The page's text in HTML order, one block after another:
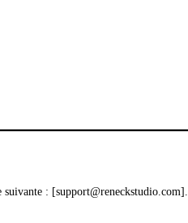
suivante : [support@reneckstudio.com].